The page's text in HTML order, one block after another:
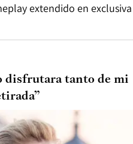
extendido en exclusiva
disfrutara tanto de mi